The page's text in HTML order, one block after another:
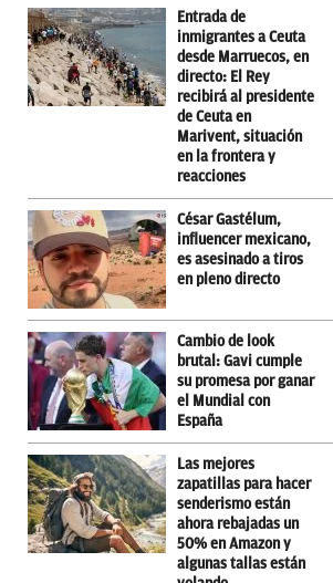
Entrada de
inmigrantes a Ceuta
desde Marruecos, en
directo: El Rey
recibirá al presidente
de Ceuta en
Marivent, situación
en la frontera y
reacciones
César Gastélum,
influencer mexicano,
es asesinado a tiros
en pleno directo
Cambio de look
brutal: Gavi cumple
su promesa por ganar
el Mundial con
España
Las mejores
zapatillas para hacer
senderismo están
ahora rebajadas un
50% en Amazon y
algunas tallas están